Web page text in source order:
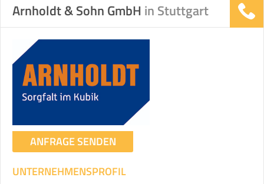
Arnholdt & Sohn GmbH in Stuttgart
ANFRAGE SENDEN
UNTERNEHMENSPROFIL